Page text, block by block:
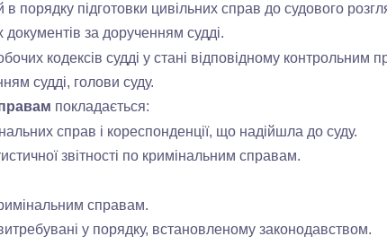
підготовки цивільних справ до судового
за дорученням судді.
кодексів судді у стані відповідному контрольним
судді, голови суду.
покладається:
справ і кореспонденції, що надійшла до суду.
звітності по кримінальним справам.
справам.
у порядку, встановленому законодавством.